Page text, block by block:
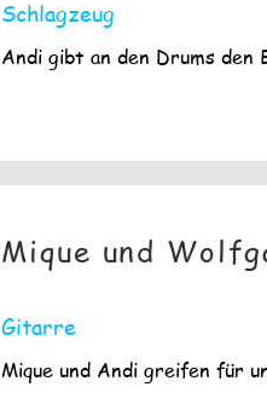
Schlagzeug
Andi gibt an den Drums den
Mique und
Gitarre
Mique und Andi greifen für